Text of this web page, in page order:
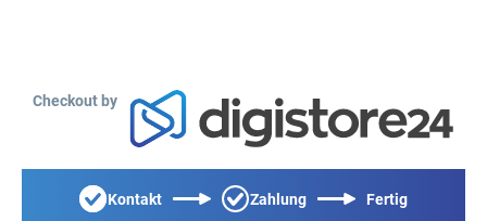
Checkout by
Kontakt Zahlung Fertig